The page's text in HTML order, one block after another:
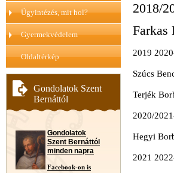
Ügyintézés, mit hol?
Gyermekvédelem
Oldaltérkép
Gondolatok Szent
Bernáttól
Gondolatok
Szent Bernáttól
minden napra
Facebook-on is
2018/
Farkas
2019
Szúcs
Terjék
2020/
Hegyi
2021